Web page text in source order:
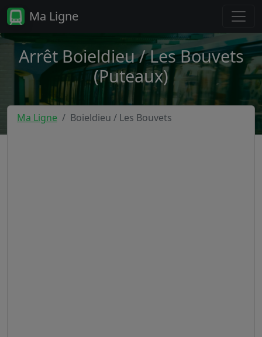
Ma Ligne
Arrêt Boieldieu / Les Bouvets
(Puteaux)
Ma Ligne Boieldieu / Les Bouvets